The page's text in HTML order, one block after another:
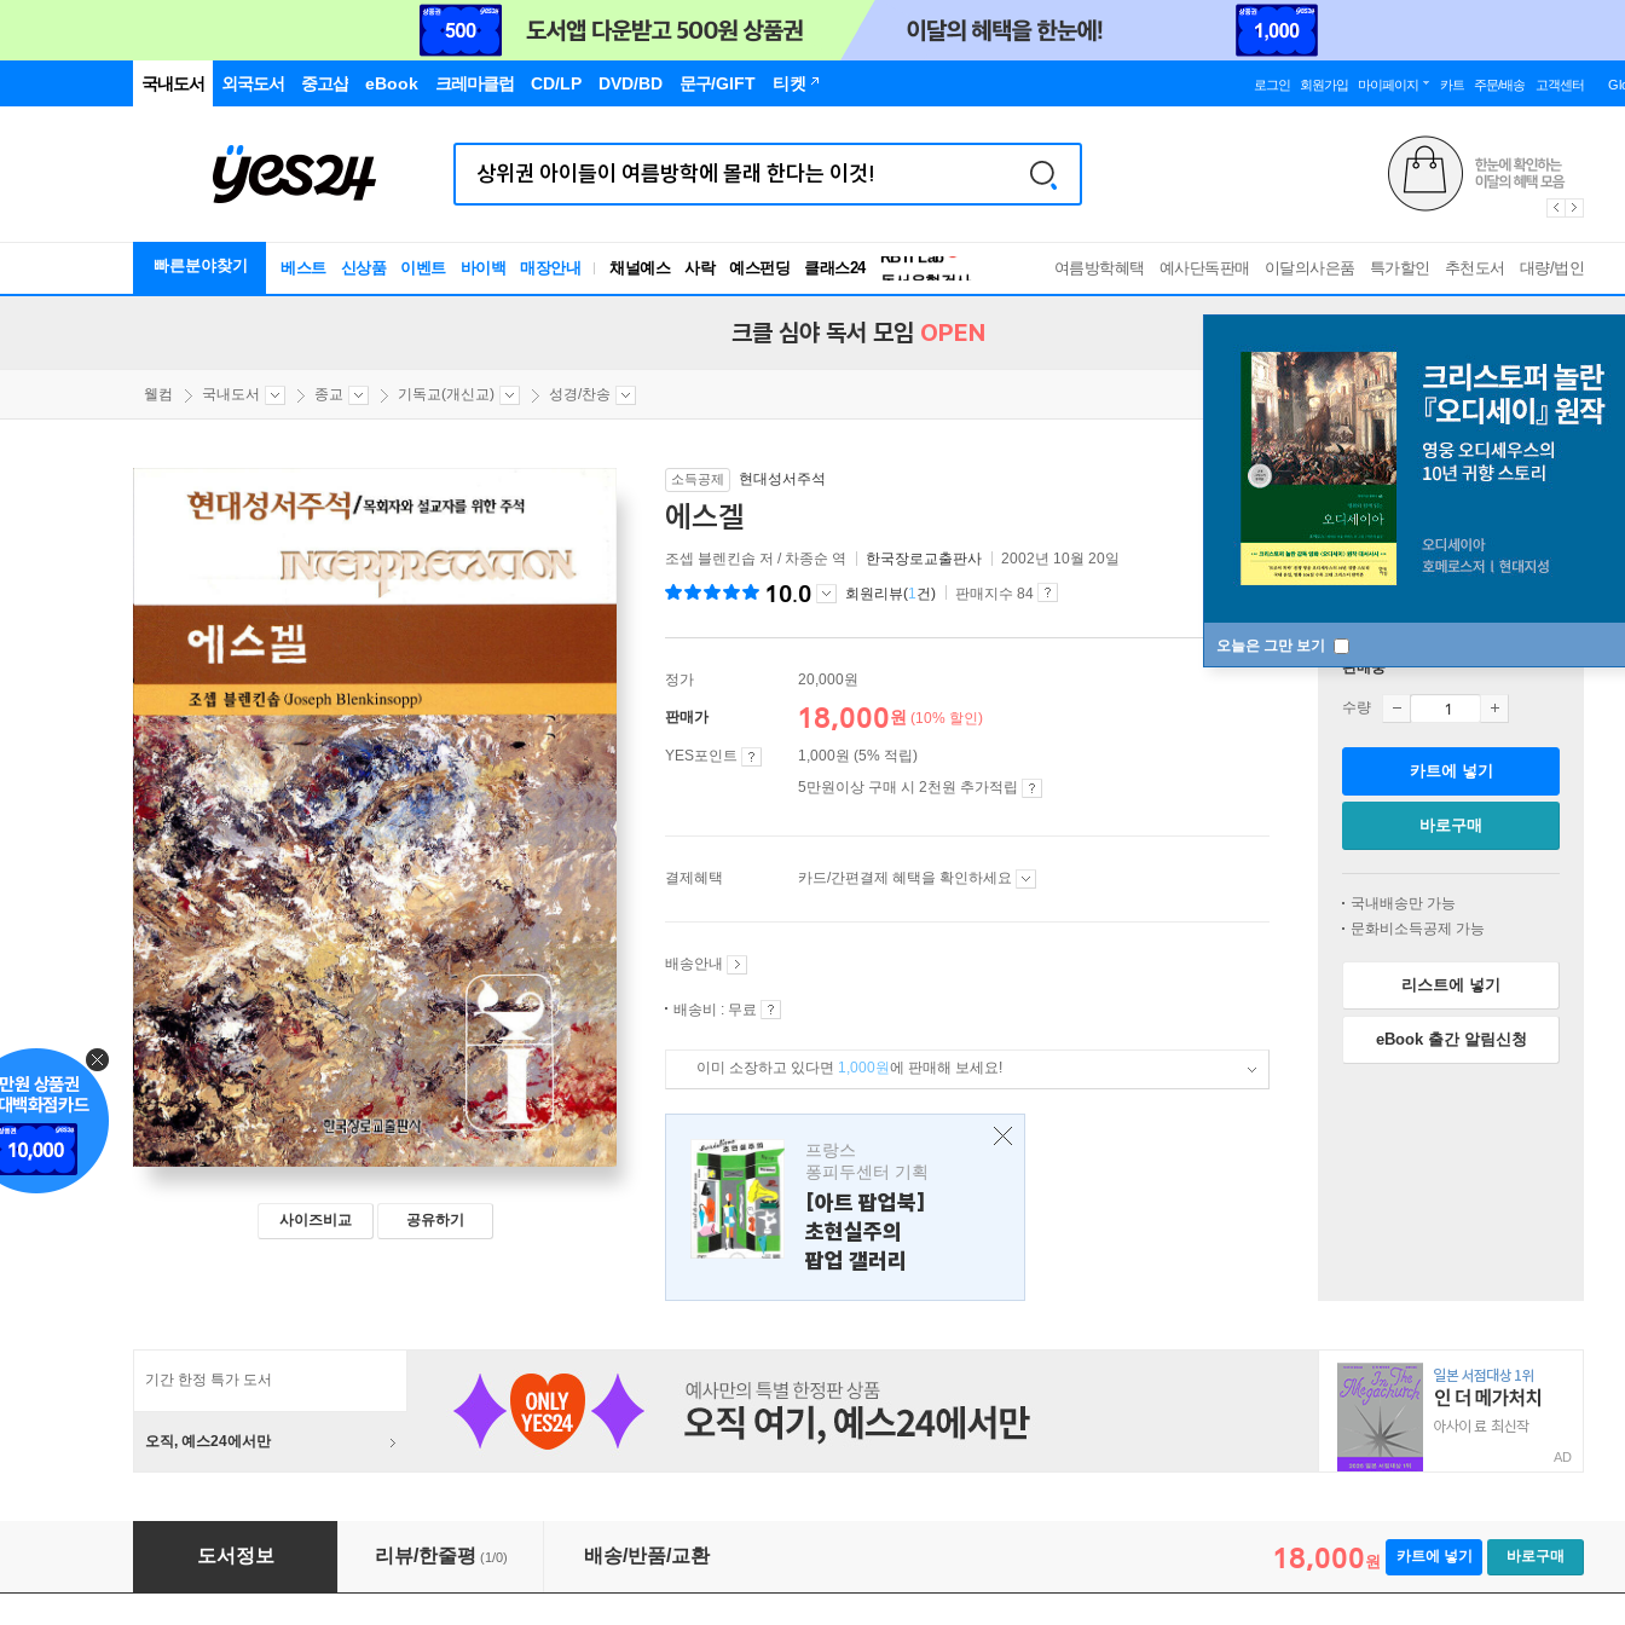
국내도서 외국도서 중고샵 eBook 크레마클럽 CD/LP DVD/BD 문구/GIFT 티켓 로그인 회원가입 마이페이지 카트 주문/배송 고객센터
빠른분야찾기 베스트 신상품 이벤트 바이백 매장안내 채널예스 사락 예스펀딩 클래스24
독서유형검사
여름방학혜택 예사단독판매 이달의사은품 특가할인 추천도서 대량/법인
오늘은 그만 보기
크클 심야 독서 모임 OPEN
웰컴 국내도서 종교 기독교(개신교) 성경/찬송
사이즈비교 공유하기
소득공제 현대성서주석
에스겔
조셉 블렌킨솝 저 / 차종순 역 한국장로교출판사 2002년 10월 20일
10.0 회원리뷰(1건) 판매지수 84
정가 20,000원
판매가 18,000원 (10% 할인)
YES포인트
1,000원 (5% 적립)
5만원이상 구매 시 2천원 추가적립
결제혜택 카드/간편결제 혜택을 확인하세요
배송안내
배송비 : 무료
이미 소장하고 있다면 1,000원에 판매해 보세요!
프랑스
퐁피두센터 기획
[아트 팝업북]
초현실주의
팝업 갤러리
판매중
수량
카트에 넣기
바로구매
국내배송만 가능
문화비소득공제 가능
리스트에 넣기
eBook 출간 알림신청
기간 한정 특가 도서
오직, 예스24에서만
AD
도서정보 리뷰/한줄평 (1/0) 배송/반품/교환 18,000원 카트에 넣기 바로구매